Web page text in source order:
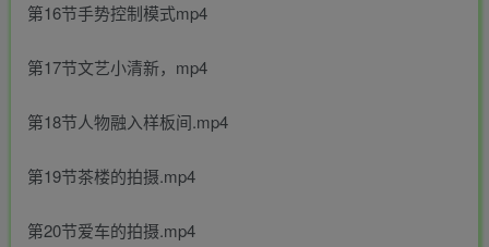
第16节手势控制模式mp4
第17节文艺小清新，mp4
第18节人物融入样板间.mp4
第19节茶楼的拍摄.mp4
第20节爱车的拍摄.mp4